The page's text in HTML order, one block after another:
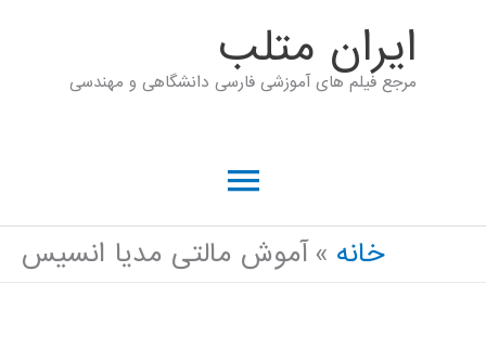
ايران متلب
مرجع فیلم های آموزشی فارسی دانشگاهی و مهندسی
فهرست
اصلی
خانه آموش مالتی مدیا انسیس